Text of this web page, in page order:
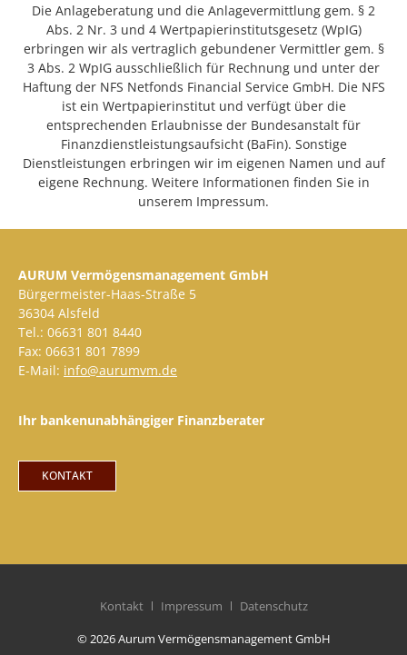
Die Anlageberatung und die Anlagevermittlung gem. § 2
Abs. 2 Nr. 3 und 4 Wertpapierinstitutsgesetz (WpIG)
erbringen wir als vertraglich gebundener Vermittler gem. §
3 Abs. 2 WpIG ausschließlich für Rechnung und unter der
Haftung der NFS Netfonds Financial Service GmbH. Die NFS
ist ein Wertpapierinstitut und verfügt über die
entsprechenden Erlaubnisse der Bundesanstalt für
Finanzdienstleistungsaufsicht (BaFin). Sonstige
Dienstleistungen erbringen wir im eigenen Namen und auf
eigene Rechnung. Weitere Informationen finden Sie in
unserem Impressum.
AURUM Vermögensmanagement GmbH
Bürgermeister-Haas-Straße 5
36304 Alsfeld
Tel.: 06631 801 8440
Fax: 06631 801 7899
E-Mail: info@aurumvm.de
Ihr bankenunabhängiger Finanzberater
KONTAKT
Kontakt Impressum
Datenschutz
© 2026 Aurum Vermögensmanagement GmbH